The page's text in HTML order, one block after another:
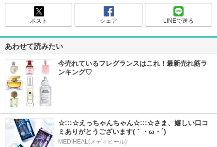
ポスト シェア LINEで送る
あわせて読みたい
今売れているフレグランスはこれ！最新売れ筋ラ
ンキング♡
☆:::☆えっちゃんちゃん☆:::☆さま、嬉しい口コ
ミありがとうございます(｀・ω・´)
MEDIHEAL(メディヒール)